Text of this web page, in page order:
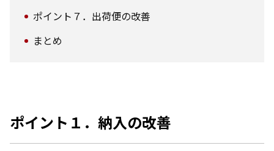
ポイント７．出荷便の改善
まとめ
ポイント１．納入の改善